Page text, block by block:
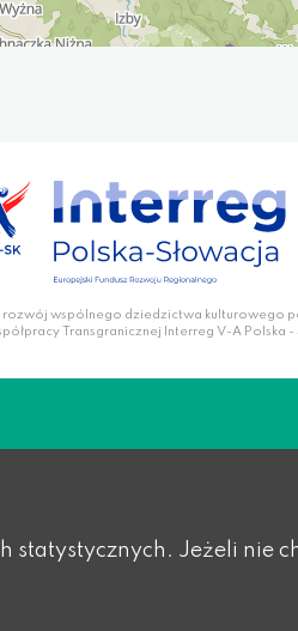
wspólnego dziedzictwa kulturowego
Transgranicznej Interreg V-A Polska
Jeżeli nie